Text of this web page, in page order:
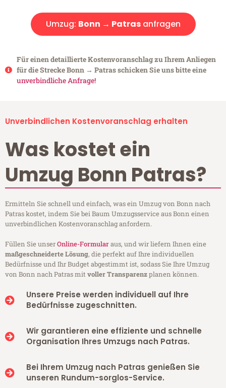
Umzug: Bonn → Patrasanfragen
Für einen detaillierte Kostenvoranschlag zu Ihrem Anliegen
für die Strecke Bonn → Patras schicken Sie uns bitte eine
unverbindliche Anfrage!
Unverbindlichen Kostenvoranschlag erhalten
Was kostet ein
Umzug Bonn Patras?
Ermitteln Sie schnell und einfach, was ein Umzug von Bonn nach
Patras kostet, indem Sie bei Baum Umzugsservice aus Bonn einen
unverbindlichen Kostenvoranschlag anfordern.
Füllen Sie unserOnline-Formularaus, und wir liefern Ihnen eine
maßgeschneiderte Lösung, die perfekt auf Ihre individuellen
Bedürfnisse und Ihr Budget abgestimmt ist, sodass Sie Ihre Umzug
von Bonn nach Patras mitvoller Transparenzplanen können.
Unsere Preise werden individuell auf Ihre
Bedürfnisse zugeschnitten.
Wir garantieren eine effiziente und schnelle
Organisation Ihres Umzugs nach Patras.
Bei Ihrem Umzug nach Patras genießen Sie
unseren Rundum-sorglos-Service.